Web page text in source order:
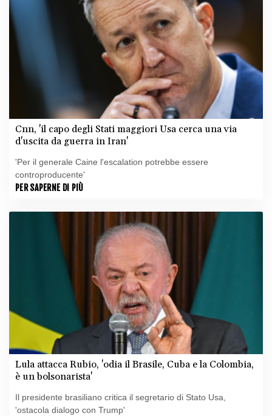
Cnn, 'il capo degli Stati maggiori Usa cerca una via
d'uscita da guerra in Iran'
'Per il generale Caine l'escalation potrebbe essere
controproducente'
PER SAPERNE DI PIÙ
Lula attacca Rubio, 'odia il Brasile, Cuba e la Colombia,
è un bolsonarista'
Il presidente brasiliano critica il segretario di Stato Usa,
'ostacola dialogo con Trump'